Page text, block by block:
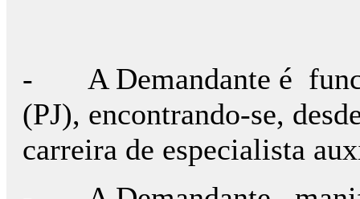
- A Demandante é
(PJ), encontrando-se,
carreira de especialista